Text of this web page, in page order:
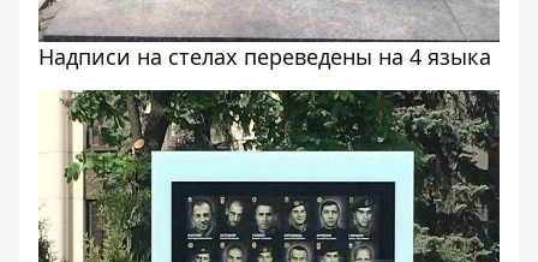
Надписи на стелах переведены на 4 языка